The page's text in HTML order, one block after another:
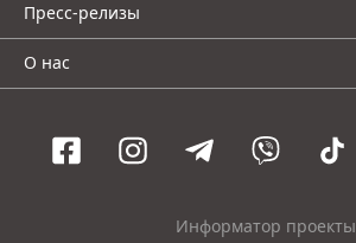
Пресс-релизы
О нас
Информатор проекты